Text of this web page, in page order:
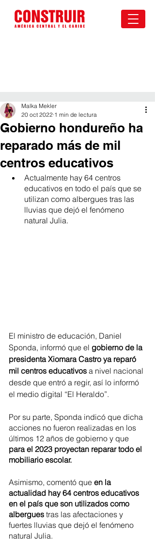
Gobierno hondureño ha
reparado más de mil
centros educativos
Malka Mekler
20 oct 2022 1 min de lectura
Actualmente hay 64 centros
educativos en todo el país que se
utilizan como albergues tras las
lluvias que dejó el fenómeno
natural Julia.
El ministro de educación, Daniel
Sponda, informó que el gobierno de la
presidenta Xiomara Castro ya reparó
mil centros educativos a nivel nacional
desde que entró a regir, así lo informó
el medio digital “El Heraldo”.
Por su parte, Sponda indicó que dicha
acciones no fueron realizadas en los
últimos 12 años de gobierno y que
para el 2023 proyectan reparar todo el
mobiliario escolar.
Asimismo, comentó que en la
actualidad hay 64 centros educativos
en el país que son utilizados como
albergues tras las afectaciones y
fuertes lluvias que dejó el fenómeno
natural Julia.